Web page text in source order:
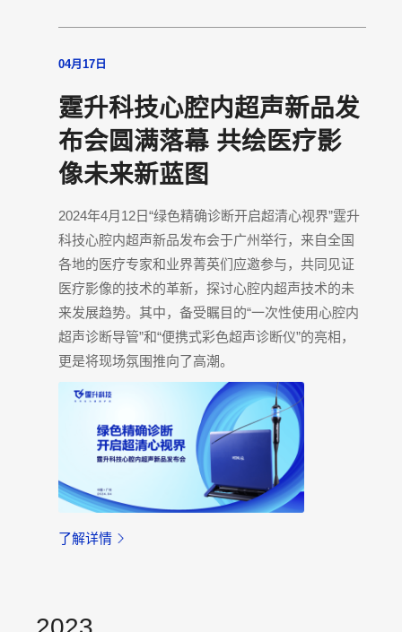
04月17日
霆升科技心腔内超声新品发
布会圆满落幕 共绘医疗影
像未来新蓝图
2024年4月12日“绿色精确诊断开启超清心视界”霆升
科技心腔内超声新品发布会于广州举行，来自全国
各地的医疗专家和业界菁英们应邀参与，共同见证
医疗影像的技术的革新，探讨心腔内超声技术的未
来发展趋势。其中，备受瞩目的“一次性使用心腔内
超声诊断导管”和“便携式彩色超声诊断仪”的亮相，
更是将现场氛围推向了高潮。
了解详情